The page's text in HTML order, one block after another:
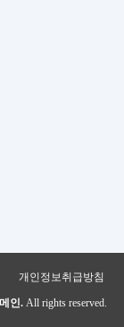
개인정보취급방침
인. All rights reserved.